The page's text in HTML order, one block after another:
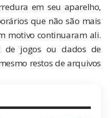
em seu aparelho,
que não são mais
motivo continuaram ali.
de jogos ou dados de
restos de arquivos